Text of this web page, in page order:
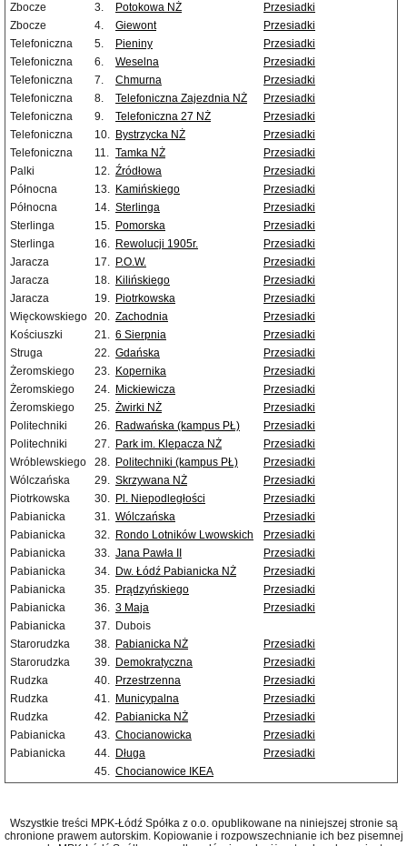
Zbocze
3. Potokowa NŻ
Przesiadki
Zbocze
4. Giewont
Przesiadki
Telefoniczna
5. Pieniny
Przesiadki
Telefoniczna
6. Weselna
Przesiadki
Telefoniczna
7. Chmurna
Przesiadki
Telefoniczna
8. Telefoniczna Zajezdnia NŻ
Przesiadki
Telefoniczna
9. Telefoniczna 27 NŻ
Przesiadki
Telefoniczna
10. Bystrzycka NŻ
Przesiadki
Telefoniczna
11. Tamka NŻ
Przesiadki
Palki
12. Źródłowa
Przesiadki
Północna
13. Kamińskiego
Przesiadki
Północna
14. Sterlinga
Przesiadki
Sterlinga
15. Pomorska
Przesiadki
Sterlinga
16. Rewolucji 1905r.
Przesiadki
Jaracza
17. P.O.W.
Przesiadki
Jaracza
18. Kilińskiego
Przesiadki
Jaracza
19. Piotrkowska
Przesiadki
Więckowskiego 20. Zachodnia
Przesiadki
Kościuszki
21. 6 Sierpnia
Przesiadki
Struga
22. Gdańska
Przesiadki
Żeromskiego
23. Kopernika
Przesiadki
Żeromskiego
24. Mickiewicza
Przesiadki
Żeromskiego
25. Żwirki NŻ
Przesiadki
Politechniki
26. Radwańska (kampus PŁ)
Przesiadki
Politechniki
27. Park im. Klepacza NŻ
Przesiadki
Wróblewskiego
28. Politechniki (kampus PŁ)
Przesiadki
Wólczańska
29. Skrzywana NŻ
Przesiadki
Piotrkowska
30. Pl. Niepodległości
Przesiadki
Pabianicka
31. Wólczańska
Przesiadki
Pabianicka
32. Rondo Lotników Lwowskich
Przesiadki
Pabianicka
33. Jana Pawła II
Przesiadki
Pabianicka
34. Dw. Łódź Pabianicka NŻ
Przesiadki
Pabianicka
35. Prądzyńskiego
Przesiadki
Pabianicka
36. 3 Maja
Przesiadki
Pabianicka
37. Dubois
Starorudzka
38. Pabianicka NŻ
Przesiadki
Starorudzka
39. Demokratyczna
Przesiadki
Rudzka
40. Przestrzenna
Przesiadki
Rudzka
41. Municypalna
Przesiadki
Rudzka
42. Pabianicka NŻ
Przesiadki
Pabianicka
43. Chocianowicka
Przesiadki
Pabianicka
44. Długa
Przesiadki
45. Chocianowice IKEA
Wszystkie treści MPK-Łódź Spółka z o.o. opublikowane na niniejszej stronie są
chronione prawem autorskim. Kopiowanie i rozpowszechnianie ich bez pisemnej